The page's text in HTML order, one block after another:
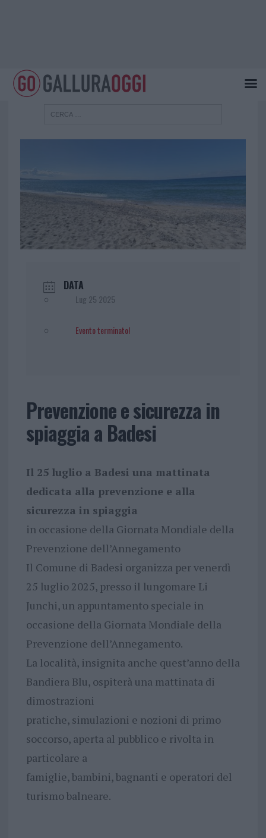
DATA
Lug 25 2025
Evento terminato!
Prevenzione e sicurezza in
spiaggia a Badesi
Il 25 luglio a Badesi una mattinata
dedicata alla prevenzione e alla
sicurezza in spiaggia
in occasione della Giornata Mondiale della
Prevenzione dell’Annegamento
Il Comune di Badesi organizza per venerdì
25 luglio 2025, presso il lungomare Li
Junchi, un appuntamento speciale in
occasione della Giornata Mondiale della
Prevenzione dell’Annegamento.
La località, insignita anche quest’anno della
Bandiera Blu, ospiterà una mattinata di
dimostrazioni
pratiche, simulazioni e nozioni di primo
soccorso, aperta al pubblico e rivolta in
particolare a
famiglie, bambini, bagnanti e operatori del
turismo balneare.